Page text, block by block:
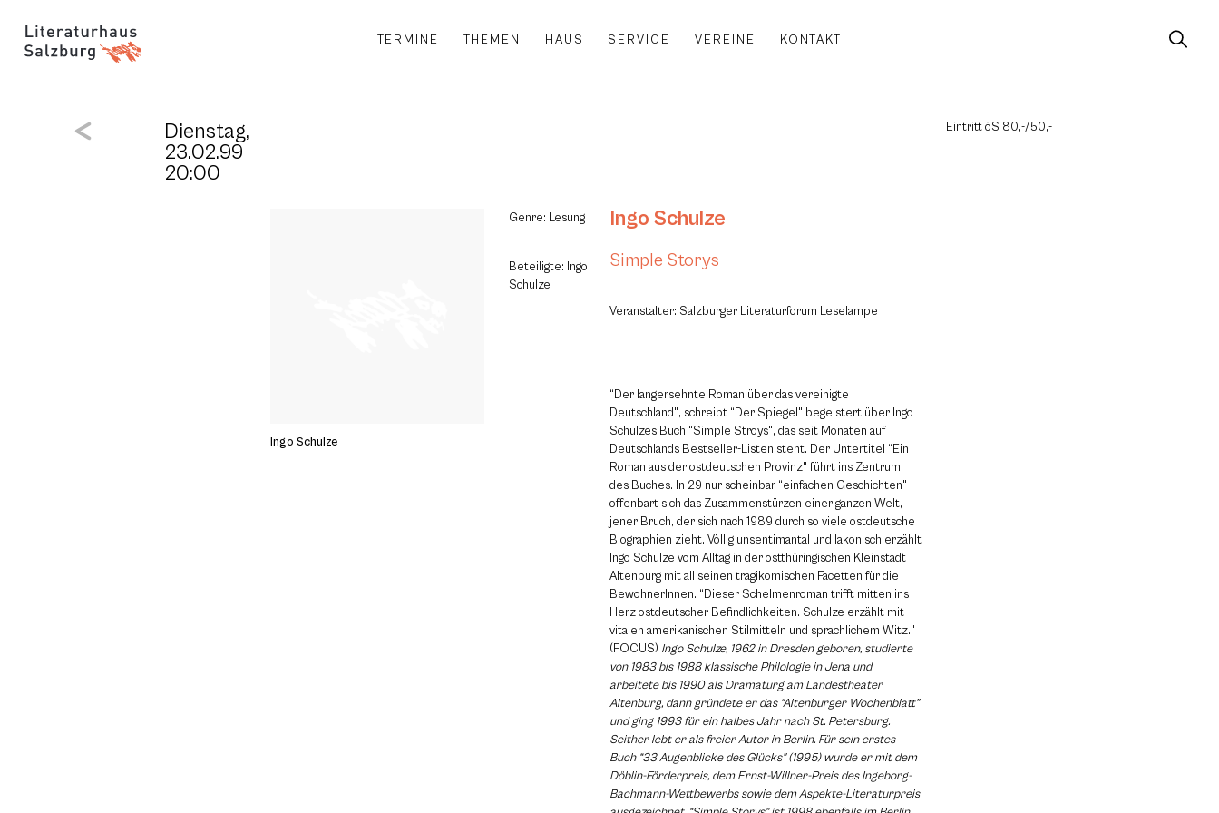
TERMINE THEMEN HAUS SERVICE VEREINE KONTAKT
Dienstag,
23.02.99
20:00
Eintritt öS 80,-/50,-
Ingo Schulze
Genre: Lesung
Beteiligte: Ingo
Schulze
Ingo Schulze
Simple Storys
Veranstalter: Salzburger Literaturforum Leselampe
“Der langersehnte Roman über das vereinigte
Deutschland", schreibt “Der Spiegel" begeistert über Ingo
Schulzes Buch “Simple Stroys", das seit Monaten auf
Deutschlands Bestseller-Listen steht. Der Untertitel “Ein
Roman aus der ostdeutschen Provinz" führt ins Zentrum
des Buches. In 29 nur scheinbar “einfachen Geschichten"
offenbart sich das Zusammenstürzen einer ganzen Welt,
jener Bruch, der sich nach 1989 durch so viele ostdeutsche
Biographien zieht. Völlig unsentimantal und lakonisch erzählt
Ingo Schulze vom Alltag in der ostthüringischen Kleinstadt
Altenburg mit all seinen tragikomischen Facetten für die
BewohnerInnen. “Dieser Schelmenroman trifft mitten ins
Herz ostdeutscher Befindlichkeiten. Schulze erzählt mit
vitalen amerikanischen Stilmitteln und sprachlichem Witz."
(FOCUS) Ingo Schulze, 1962 in Dresden geboren, studierte
von 1983 bis 1988 klassische Philologie in Jena und
arbeitete bis 1990 als Dramaturg am Landestheater
Altenburg, dann gründete er das “Altenburger Wochenblatt"
und ging 1993 für ein halbes Jahr nach St. Petersburg.
Seither lebt er als freier Autor in Berlin. Für sein erstes
Buch “33 Augenblicke des Glücks" (1995) wurde er mit dem
Döblin-Förderpreis, dem Ernst-Willner-Preis des Ingeborg-
Bachmann-Wettbewerbs sowie dem Aspekte-Literaturpreis